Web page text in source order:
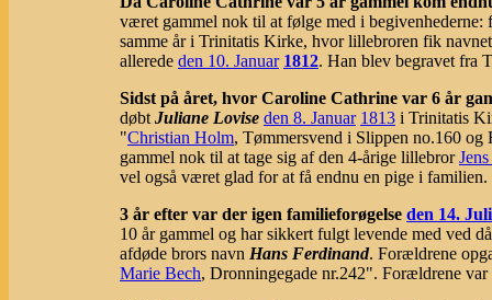
været gammel nok til at følge med i
samme år i Trinitatis Kirke, hvor lillebroren fik
allerede den 10. Januar 1812. Han blev begravet fra
Sidst på året, hvor Caroline Cathrine var 6 år
døbt Juliane Lovise den 8. Januar 1813 i Trinitatis
"Christian Holm, Tømmersvend i Slippen no.160
gammel nok til at tage sig af den 4-årige lillebror
vel også været glad for at få endnu en pige i familien.
3 år efter var der igen familieforøgelse den 14. Juli
10 år gammel og har sikkert fulgt levende med ved
afdøde brors navn Hans Ferdinand. Forældrene
Marie Bech, Dronningegade nr.242". Forældrene var